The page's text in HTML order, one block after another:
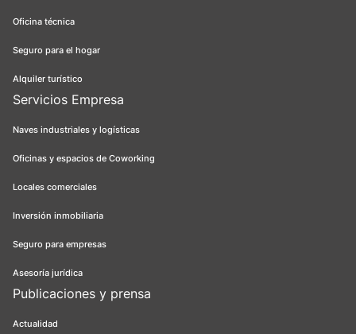
Oficina técnica
Seguro para el hogar
Alquiler turístico
Servicios Empresa
Naves industriales y logísticas
Oficinas y espacios de Coworking
Locales comerciales
Inversión inmobiliaria
Seguro para empresas
Asesoría jurídica
Publicaciones y prensa
Actualidad